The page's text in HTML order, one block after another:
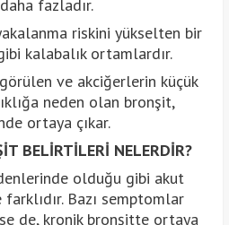
fazladır.
riskini yükselten bir
kalabalık ortamlardır.
görülen ve akciğerlerin küçük
neden olan bronşit,
ortaya çıkar.
BELİRTİLERİ NELERDİR?
olduğu gibi akut
Bazı semptomlar
de, kronik bronşitte ortaya